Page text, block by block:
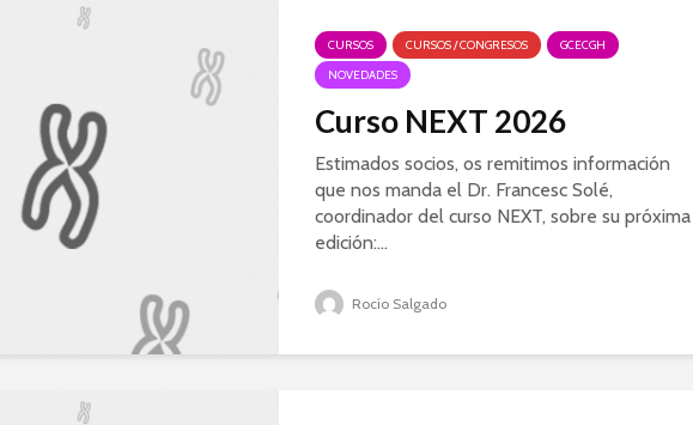
CURSOS CURSOS / CONGRESOS
GCECGH
NOVEDADES
Curso NEXT 2026
Estimados socios, os remitimos información
que nos manda el Dr. Francesc Solé,
coordinador del curso NEXT, sobre su próxima
edición:...
Rocío Salgado